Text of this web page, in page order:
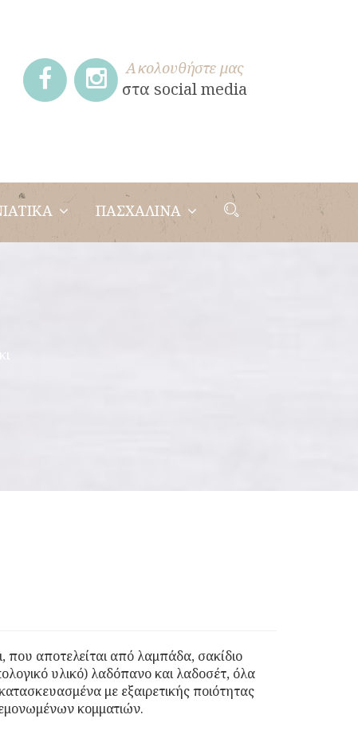
Ακολουθήστε μας
στα social media
ΠΑΣΧΑΛΙΝΑ
που αποτελείται από λαμπάδα, σακίδιο
υλικό) λαδόπανο και λαδοσέτ, όλα
με εξαιρετικής ποιότητας
κομματιών.